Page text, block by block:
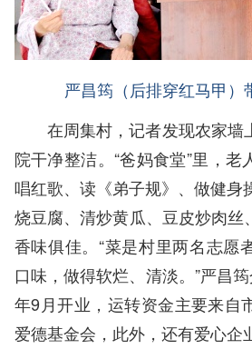
严昌筠（后排穿红马甲）
在周集村，记者发现农家墙
院干净整洁。“爸妈食堂”里，
唱红歌、读《弟子规》、做健身
烧豆腐、清炒黄瓜、豆皮炒肉丝
香味俱佳。“菜是村里两名志愿
口味，做得软烂、清淡。”严昌
年9月开业，运转资金主要来自
爱德基金会，此外，还有爱心企